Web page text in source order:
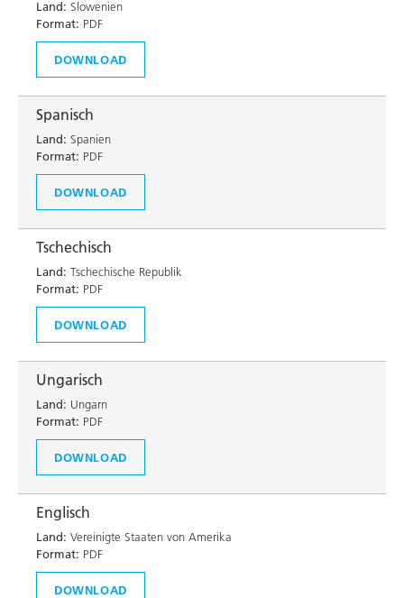
Land: Slowenien
Format: PDF
DOWNLOAD
Spanisch
Land: Spanien
Format: PDF
DOWNLOAD
Tschechisch
Land: Tschechische Republik
Format: PDF
DOWNLOAD
Ungarisch
Land: Ungarn
Format: PDF
DOWNLOAD
Englisch
Land: Vereinigte Staaten von Amerika
Format: PDF
DOWNLOAD